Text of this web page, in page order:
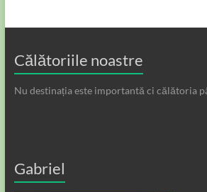
Călătoriile noastre
Nu destinația este importantă ci călătoria
Gabriel